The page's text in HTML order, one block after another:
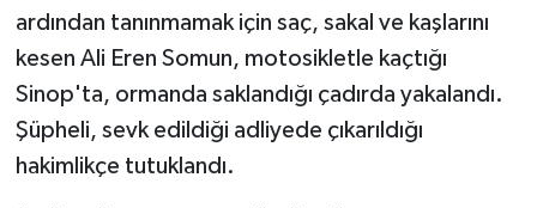
ardından tanınmamak için saç, sakal ve kaşlarını
kesen Ali Eren Somun, motosikletle kaçtığı
Sinop'ta, ormanda saklandığı çadırda yakalandı.
Şüpheli, sevk edildiği adliyede çıkarıldığı
hakimlikçe tutuklandı.